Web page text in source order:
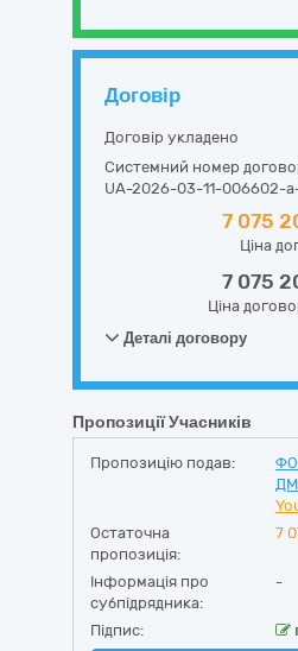
Договір
Договір укладено
Системний номер
UA-2026-03-11-006602-
7 075
Ціна
7 075
Ціна
Деталі договору
Пропозиції Учасників
Пропозицію подав:
Остаточна
пропозиція:
7
Інформація про
субпідрядника:
-
Підпис: